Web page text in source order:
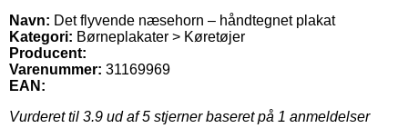
Navn: Det flyvende næsehorn – håndtegnet plakat
Kategori: Børneplakater > Køretøjer
Producent:
Varenummer: 31169969
EAN:
Vurderet til 3.9 ud af 5 stjerner baseret på 1 anmeldelser